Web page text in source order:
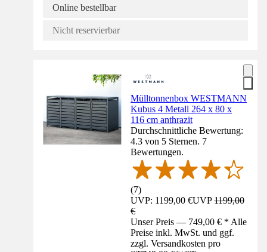
Online bestellbar
Nicht reservierbar
Mülltonnenbox WESTMANN
Kubus 4 Metall 264 x 80 x
116 cm anthrazit
Durchschnittliche Bewertung:
4.3 von 5 Sternen. 7
Bewertungen.
(7)
UVP: 1199,00 €UVP1199,00
€
Unser Preis — 749,00 € * Alle
Preise inkl. MwSt. und ggf.
zzgl. Versandkosten pro